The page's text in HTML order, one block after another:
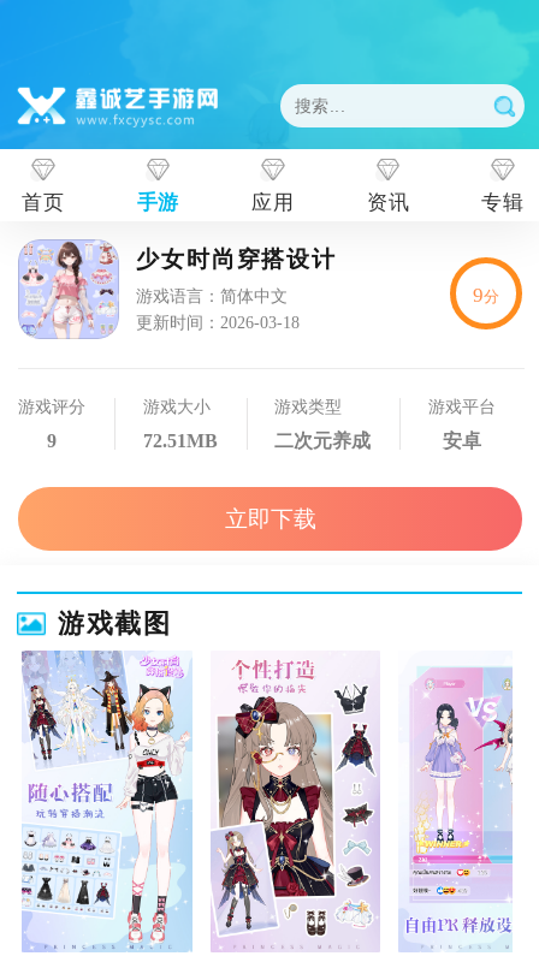
首页 手游 应用 资讯 专辑
少女时尚穿搭设计
游戏语言：简体中文
更新时间：2026-03-18
游戏评分
9
游戏大小
72.51MB
游戏类型
二次元养成
游戏平台
安卓
9分
立即下载
游戏截图